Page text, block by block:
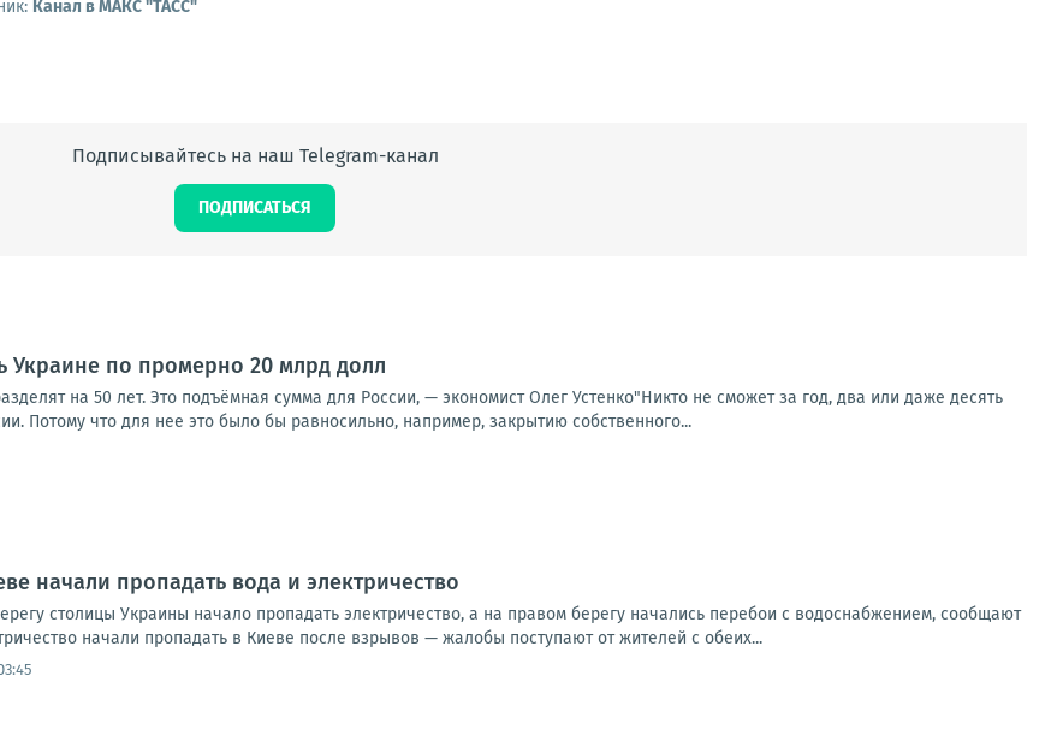
Канал в МАКС "ТАСС"
Подписывайтесь на наш Telegram-канал
ПОДПИСАТЬСЯ
Украине по промерно 20 млрд долл
на 50 лет. Это подъёмная сумма для России, — экономист Олег Устенко"Никто не сможет за год, два или даже десять
Потому что для нее это было бы равносильно, например, закрытию собственного...
начали пропадать вода и электричество
столицы Украины начало пропадать электричество, а на правом берегу начались перебои с водоснабжением, сообщают
начали пропадать в Киеве после взрывов — жалобы поступают от жителей с обеих...